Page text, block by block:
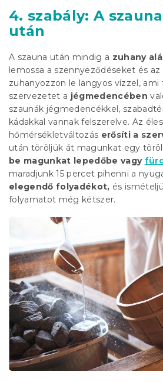
4. szabály: A
után
A szauna után mindig a zuhany
lemossa a szennyeződéseket és
zuhanyozzon le langyos vízzel, ami
szervezetet a jégmedencében
szaunák jégmedencékkel,
kádakkal vannak felszerelve. Az éles
hőmérsékletváltozás erősíti a
után töröljük át magunkat egy
be magunkat lepedőbe vagy
maradjunk 15 percet pihenni a
elegendő folyadékot, és
folyamatot még kétszer.